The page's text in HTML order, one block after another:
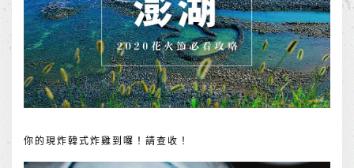
你的現炸韓式炸雞到囉！請查收！